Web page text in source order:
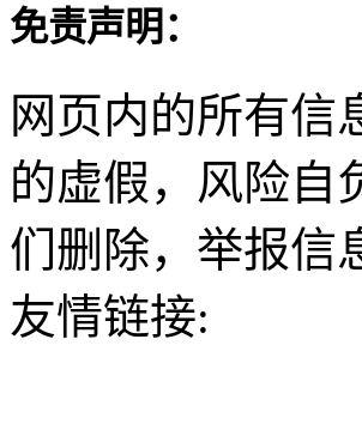
免责声明：
网页内的所有信
的虚假，风险自
们删除，举报信
友情链接: